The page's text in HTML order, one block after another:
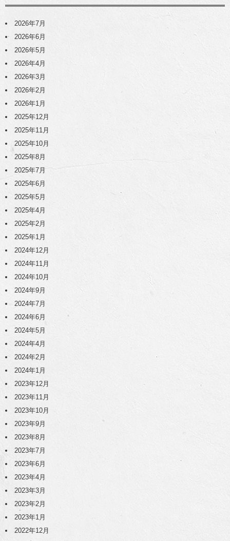
2026年7月
2026年6月
2026年5月
2026年4月
2026年3月
2026年2月
2026年1月
2025年12月
2025年11月
2025年10月
2025年8月
2025年7月
2025年6月
2025年5月
2025年4月
2025年2月
2025年1月
2024年12月
2024年11月
2024年10月
2024年9月
2024年7月
2024年6月
2024年5月
2024年4月
2024年2月
2024年1月
2023年12月
2023年11月
2023年10月
2023年9月
2023年8月
2023年7月
2023年6月
2023年4月
2023年3月
2023年2月
2023年1月
2022年12月